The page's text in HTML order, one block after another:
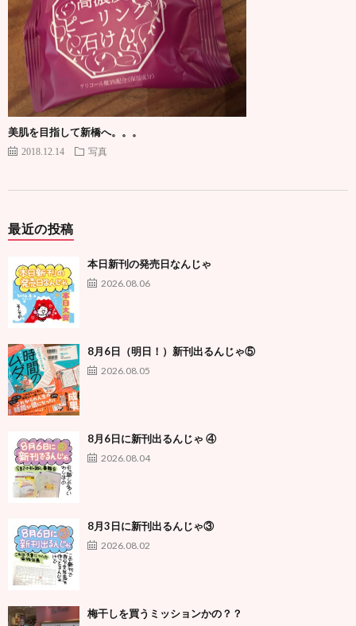
美肌を目指して新橋へ。。。
2018.12.14 写真
最近の投稿
本日新刊の発売日なんじゃ
2026.08.06
8月6日（明日！）新刊出るんじゃ⑤
2026.08.05
8月6日に新刊出るんじゃ ④
2026.08.04
8月3日に新刊出るんじゃ③
2026.08.02
梅干しを買うミッションかの？？